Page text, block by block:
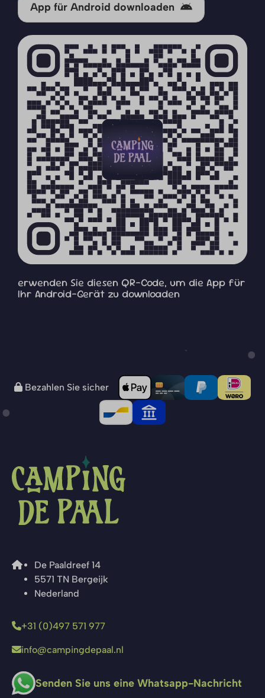
App für Android downloaden
erwenden Sie diesen QR-Code, um die App für
Ihr Android-Gerät zu downloaden
Bezahlen Sie sicher
De Paaldreef 14
5571 TN Bergeijk
Nederland
+31 (0)497 571 977
info@campingdepaal.nl
Senden Sie uns eine Whatsapp-Nachricht